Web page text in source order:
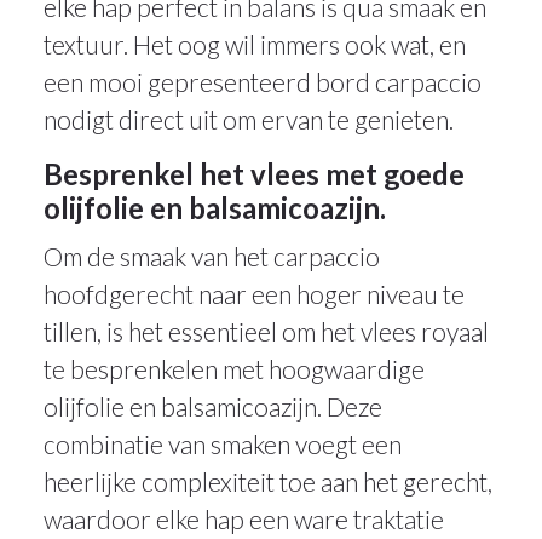
elke hap perfect in balans is qua smaak en
textuur. Het oog wil immers ook wat, en
een mooi gepresenteerd bord carpaccio
nodigt direct uit om ervan te genieten.
Besprenkel het vlees met goede
olijfolie en balsamicoazijn.
Om de smaak van het carpaccio
hoofdgerecht naar een hoger niveau te
tillen, is het essentieel om het vlees royaal
te besprenkelen met hoogwaardige
olijfolie en balsamicoazijn. Deze
combinatie van smaken voegt een
heerlijke complexiteit toe aan het gerecht,
waardoor elke hap een ware traktatie